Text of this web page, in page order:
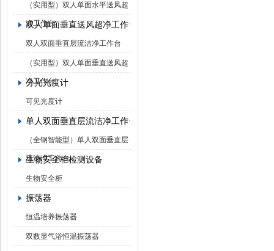
（实用型）双人单面水平送风超
净工作台
双人单面垂直送风超净工作台
双人双面垂直层流洁净工作台
（实用型）双人单面垂直送风超
净工作台
分光光度计
可见光度计
单人双面垂直层流洁净工作台
（全钢智能型）单人双面垂直层
流洁净工作台
生物安全柜检测设备
生物安全柜
振荡器
恒温培养振荡器
双数显气浴恒温振荡器